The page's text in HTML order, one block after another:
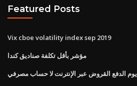
Featured Posts
Vix cboe volatility index sep 2019
مؤشر بأقل تكلفة صناديق كندا
يوم الدفع القروض عبر الإنترنت لا حساب مصرفي